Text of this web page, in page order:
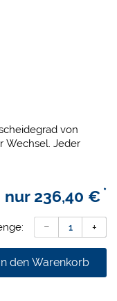
von
Wechsel. Jeder
ausgeliefert
nur 236,40 € *
den Warenkorb